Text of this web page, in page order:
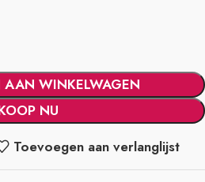
AAN WINKELWAGEN
NU
Toevoegen aan verlanglijst